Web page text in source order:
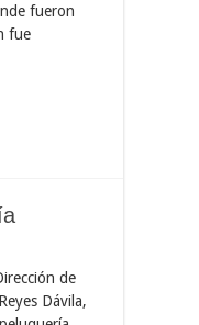
fueron
fue
de
Dávila,